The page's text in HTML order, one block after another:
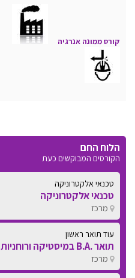
קורס ממונה אנרגיה
הלוח החם
הקורסים המבוקשים כעת
עוד תואר ראשון
תואר .B.A במיסטיקה ורוחניות
מרכז
בטיחות
קורס עבודה בגובה
דרום